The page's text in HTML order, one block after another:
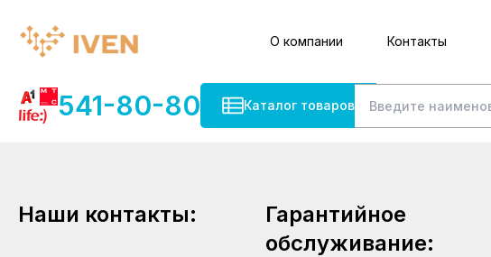
О компании Контакты
541-80-80 Каталог товаров
Наши контакты:
Гарантийное
обслуживание: